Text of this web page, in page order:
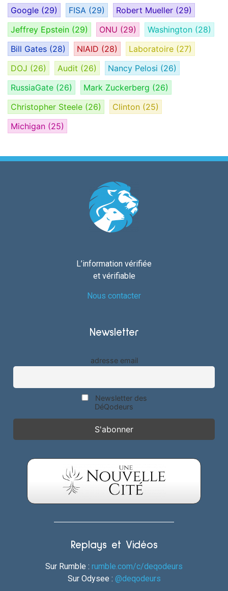
Google (29) FISA (29) Robert Mueller (29)
Jeffrey Epstein (29) ONU (29) Washington (28)
Bill Gates (28) NIAID (28) Laboratoire (27)
DOJ (26) Audit (26) Nancy Pelosi (26)
RussiaGate (26) Mark Zuckerberg (26)
Christopher Steele (26) Clinton (25)
Michigan (25)
L’information vérifiée
et vérifiable
Nous contacter
Newsletter
adresse email
Newsletter des
DéQodeurs
Replays et Vidéos
Sur Rumble : rumble.com/c/deqodeurs
Sur Odysee : @deqodeurs